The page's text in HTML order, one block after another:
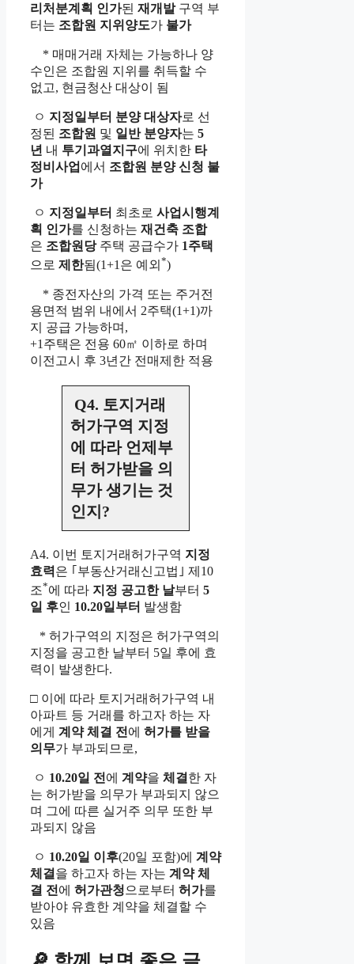
리 처분계획 인가된 재개발구역 부
터는 조합원 지위양도가 불가
* 매매거래 자체는 가능하나 양
수인은 조합원 지위를 취득할 수
없고, 현금청산 대상이 됨
ㅇ 지정일부터 분양 대상자로 선
정된 조합원 및 일반 분양자는 5
년 내 투기과열지구에 위치한 타
정비사업 에서 조합원 분양 신청 불
가
ㅇ 지정일부터 최초로 사업시행계
획 인가를 신청하는 재건축 조합
은 조합원당주택 공급수가 1주택
으로 제한됨(1+1은 예외 *)
* 종전자산의 가격 또는 주거전
용면적 범위 내에서 2주택(1+1)까
지 공급 가능하며,
+1주택은 전용 60㎡ 이하로 하며
이전고시 후 3년간 전매제한 적용
Q4. 토지거래
허가구역 지정
에 따라 언제부
터 허가받을 의
무가 생기는 것
인지?
A4. 이번 토지거래허가구역 지정
효력 은 ｢부동산거래신고법｣ 제10
조*에 따라 지정 공고한 날부터 5
일 후인 10.20일부터 발생함
* 허가구역의 지정은 허가구역의
지정을 공고한 날부터 5일 후에 효
력이 발생한다.
□ 이에 따라 토지거래허가구역 내
아파트 등 거래를 하고자 하는 자
에게 계약 체결 전 에 허가를 받을
의무가 부과되므로,
ㅇ 10.20일 전 에 계약을 체결 한 자
는 허가받을 의무가 부과되지 않으
며 그에 따른 실거주 의무 또한 부
과되지 않음
ㅇ 10.20일 이후(20일 포함)에 계약
체결 을 하고자 하는 자는 계약 체
결 전 에 허가관청으로부터 허가를
받아야 유효한 계약을 체결할 수
있음